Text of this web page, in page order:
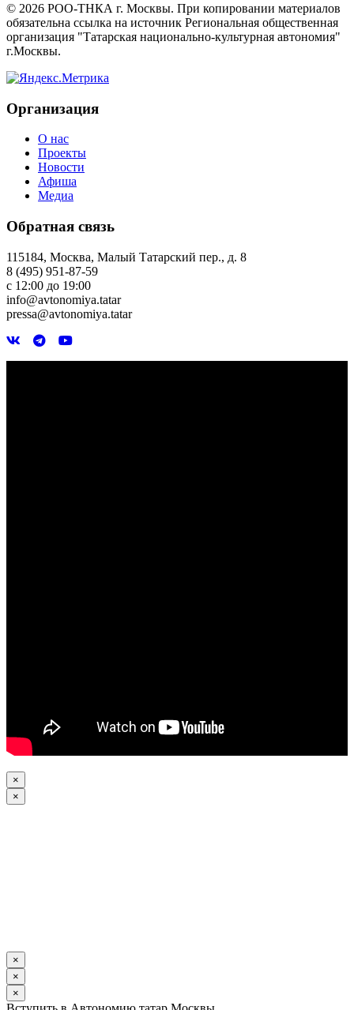
© 2026 РОО-ТНКА г. Москвы. При копировании материалов
обязательна ссылка на источник Региональная общественная
организация "Татарская национально-культурная автономия"
г.Москвы.
Организация
О нас
Проекты
Новости
Афиша
Медиа
Обратная связь
115184, Москва, Малый Татарский пер., д. 8
8 (495) 951-87-59
с 12:00 до 19:00
info@avtonomiya.tatar
pressa@avtonomiya.tatar
×
×
×
×
×